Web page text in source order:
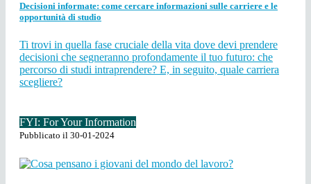
Decisioni informate: come cercare informazioni sulle carriere e le
opportunità di studio
Ti trovi in quella fase cruciale della vita dove devi prendere
decisioni che segneranno profondamente il tuo futuro: che
percorso di studi intraprendere? E, in seguito, quale carriera
scegliere?
FYI: For Your Information
Pubblicato il 30-01-2024